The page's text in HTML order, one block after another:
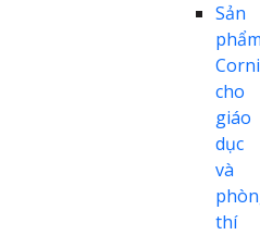
Sản
cho
giáo
dục
và
thí